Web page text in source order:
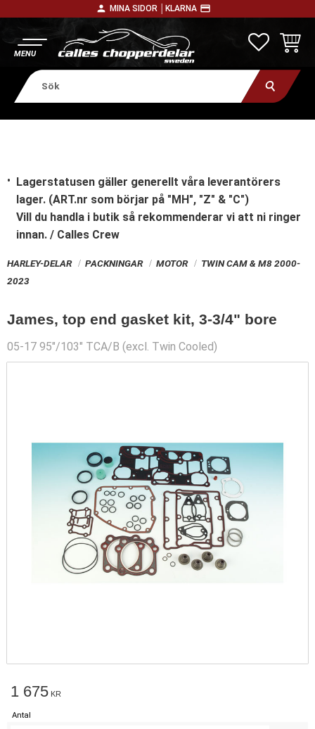
person MINA SIDOR │ KLARNA payment
Lagerstatusen gäller generellt våra leverantörers
lager. (ART.nr som börjar på "MH", "Z" & "C")
Vill du handla i butik så rekommenderar vi att ni ringer
innan. / Calles Crew
HARLEY-DELAR PACKNINGAR MOTOR
TWIN CAM & M8 2000-
2023
James, top end gasket kit, 3-3/4" bore
05-17 95"/103" TCA/B (excl. Twin Cooled)
1 675 KR
Antal